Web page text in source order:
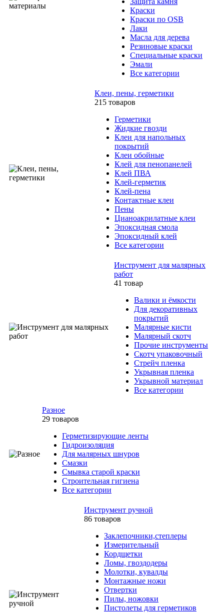
Краски
Краски по OSB
Лаки
Масла для дерева
Резиновые краски
Специальные краски
Эмали
Все категории
Клеи, пены, герметики
215 товаров
Герметики
Жидкие гвозди
Клеи для напольных
покрытий
Клеи обойные
Клей для пенопанелей
Клей ПВА
Клей-герметик
Клей-пена
Контактные клеи
Пены
Цианоакрилатные клеи
Эпоксидная смола
Эпоксидный клей
Все категории
Инструмент для малярных
работ
41 товар
Валики и ёмкости
Для декоративных
покрытий
Малярные кисти
Малярный скотч
Прочие инструменты
Скотч упаковочный
Стрейч пленка
Укрывная пленка
Укрывной материал
Все категории
Разное
29 товаров
Герметизирующие ленты
Гидроизоляция
Для малярных шнуров
Смазки
Смывка старой краски
Строительная гигиена
Все категории
Инструмент ручной
86 товаров
Заклепочники,степлеры
Измерительный
Кордщетки
Ломы, гвоздодеры
Молотки, кувалды
Монтажные ножи
Отвертки
Пилы, ножовки
Пистолеты для герметиков